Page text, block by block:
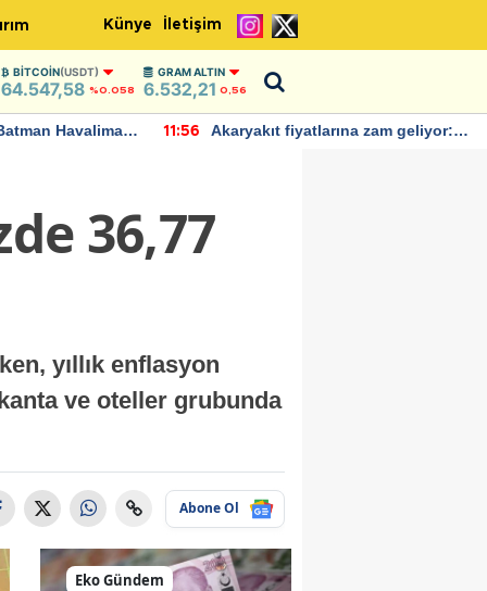
Künye İletişim
BITCOIN(USDT)
64.547,58 %0.058
GRAM ALTIN
6.532,21 0,56
Havalimanı
11:56
Akaryakıt fiyatlarına zam geliyor:
36,77
yıllık enflasyon
ve oteller grubunda
Abone Ol
Eko Gündem